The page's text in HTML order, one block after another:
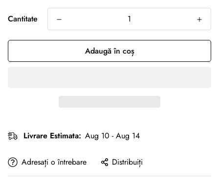
Cantitate
Adaugă în coș
Livrare Estimata: Aug 10 - Aug 14
Adresați o întrebare Distribuiți